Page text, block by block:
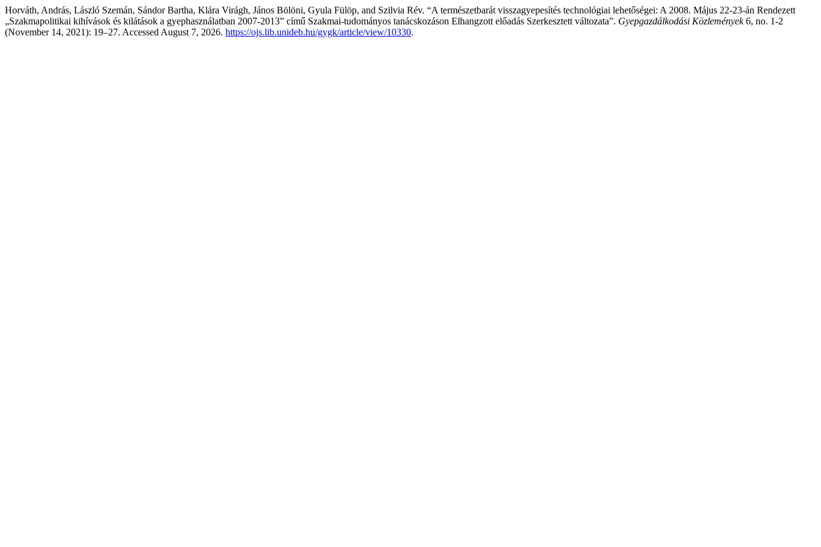
Horváth, András, László Szemán, Sándor Bartha, Klára Virágh, János Bölöni, Gyula Fülöp, and Szilvia Rév. “A természetbarát visszagyepesítés technológiai lehetőségei: A 2008. Május 22-23-án Rendezett
„Szakmapolitikai kihívások és kilátások a gyephasználatban 2007-2013” című Szakmai-tudományos tanácskozáson Elhangzott előadás Szerkesztett változata”. Gyepgazdálkodási Közlemények6, no. 1-2
(November 14, 2021): 19–27. Accessed August 7, 2026. https://ojs.lib.unideb.hu/gygk/article/view/10330.